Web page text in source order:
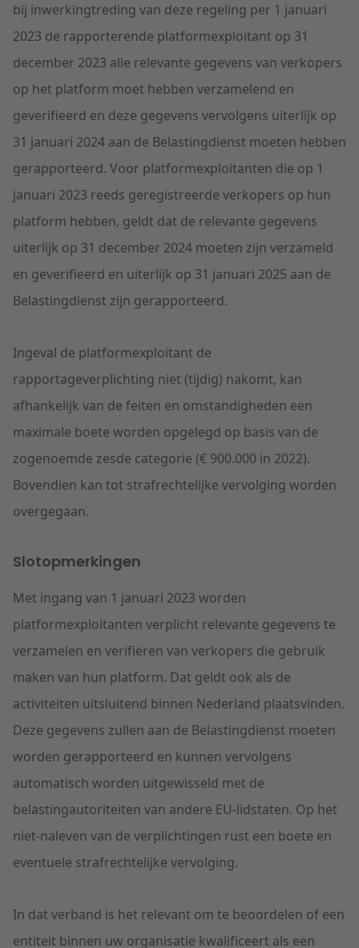
bij inwerkingtreding van deze regeling per 1 januari
2023 de rapporterende platformexploitant op 31
december 2023 alle relevante gegevens van verkopers
op het platform moet hebben verzamelend en
geverifieerd en deze gegevens vervolgens uiterlijk op
31 januari 2024 aan de Belastingdienst moeten hebben
gerapporteerd. Voor platformexploitanten die op 1
januari 2023 reeds geregistreerde verkopers op hun
platform hebben, geldt dat de relevante gegevens
uiterlijk op 31 december 2024 moeten zijn verzameld
en geverifieerd en uiterlijk op 31 januari 2025 aan de
Belastingdienst zijn gerapporteerd.
Ingeval de platformexploitant de
rapportageverplichting niet (tijdig) nakomt, kan
afhankelijk van de feiten en omstandigheden een
maximale boete worden opgelegd op basis van de
zogenoemde zesde categorie (€ 900.000 in 2022).
Bovendien kan tot strafrechtelijke vervolging worden
overgegaan.
Slotopmerkingen
Met ingang van 1 januari 2023 worden
platformexploitanten verplicht relevante gegevens te
verzamelen en verifiëren van verkopers die gebruik
maken van hun platform. Dat geldt ook als de
activiteiten uitsluitend binnen Nederland plaatsvinden.
Deze gegevens zullen aan de Belastingdienst moeten
worden gerapporteerd en kunnen vervolgens
automatisch worden uitgewisseld met de
belastingautoriteiten van andere EU-lidstaten. Op het
niet-naleven van de verplichtingen rust een boete en
eventuele strafrechtelijke vervolging.
In dat verband is het relevant om te beoordelen of een
entiteit binnen uw organisatie kwalificeert als een